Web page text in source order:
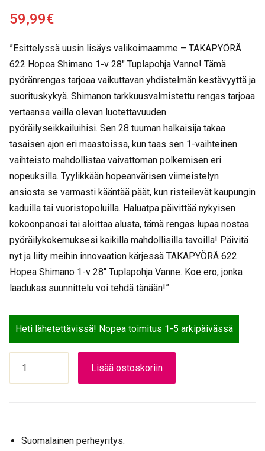
59,99€
”Esittelyssä uusin lisäys valikoimaamme – TAKAPYÖRÄ
622 Hopea Shimano 1-v 28″ Tuplapohja Vanne! Tämä
pyöränrengas tarjoaa vaikuttavan yhdistelmän kestävyyttä ja
suorituskykyä. Shimanon tarkkuusvalmistettu rengas tarjoaa
vertaansa vailla olevan luotettavuuden
pyöräilyseikkailuihisi. Sen 28 tuuman halkaisija takaa
tasaisen ajon eri maastoissa, kun taas sen 1-vaihteinen
vaihteisto mahdollistaa vaivattoman polkemisen eri
nopeuksilla. Tyylikkään hopeanvärisen viimeistelyn
ansiosta se varmasti kääntää päät, kun risteilevät kaupungin
kaduilla tai vuoristopoluilla. Haluatpa päivittää nykyisen
kokoonpanosi tai aloittaa alusta, tämä rengas lupaa nostaa
pyöräilykokemuksesi kaikilla mahdollisilla tavoilla! Päivitä
nyt ja liity meihin innovaation kärjessä TAKAPYÖRÄ 622
Hopea Shimano 1-v 28″ Tuplapohja Vanne. Koe ero, jonka
laadukas suunnittelu voi tehdä tänään!”
Heti lähetettävissä! Nopea toimitus 1-5 arkipäivässä
622
hopea
28"
Lisää ostoskoriin
Suomalainen perheyritys.